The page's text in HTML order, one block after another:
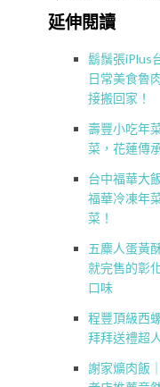
延伸閱讀
鬍鬚張iPlus
日常美食魯
接搬回家！
壽豐小吃年
菜，花蓮傳
台中福華大
福華冷凍年
菜！
五麋人蛋黃
就完售的彰
口味
程豐頂級西
拜拜送禮超
謝家爌肉飯